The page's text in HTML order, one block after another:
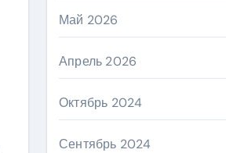
Май 2026
Апрель 2026
Октябрь 2024
Сентябрь 2024